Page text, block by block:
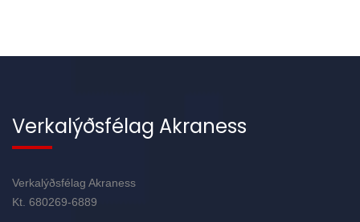
Verkalýðsfélag Akraness
Verkalýðsfélag Akraness
Kt. 680269-6889